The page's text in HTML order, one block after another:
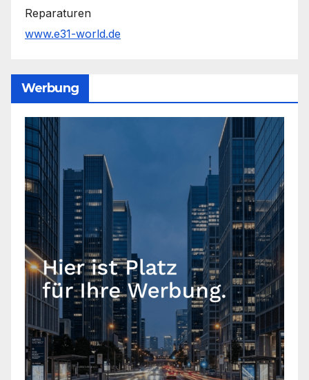
Reparaturen
www.e31-world.de
Werbung